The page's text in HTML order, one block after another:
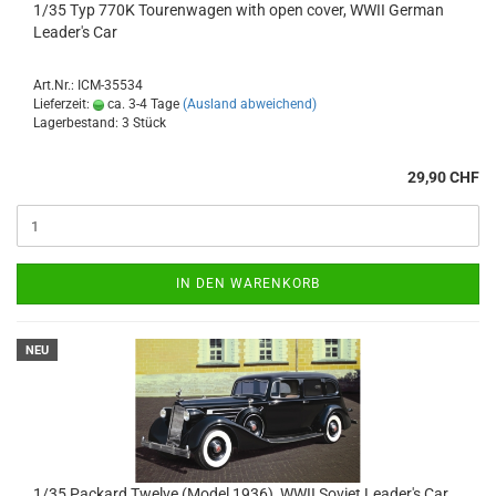
1/35 Typ 770K Tourenwagen with open cover, WWII German
Leader's Car
Art.Nr.: ICM-35534
Lieferzeit:
ca. 3-4 Tage (Ausland abweichend)
Lagerbestand: 3 Stück
29,90 CHF
IN DEN WARENKORB
NEU